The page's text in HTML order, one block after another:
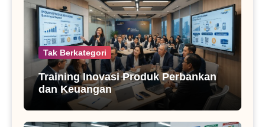
Tak Berkategori
Training Inovasi Produk Perbankan
dan Keuangan